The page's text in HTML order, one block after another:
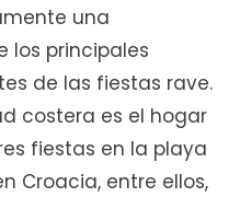
una
los principales
de las fiestas rave.
costera es el hogar
fiestas en la playa
Croacia, entre ellos,